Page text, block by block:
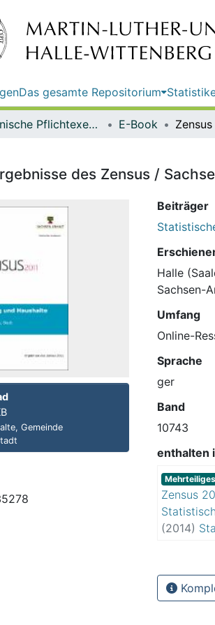
Das gesamte Repositorium
Elektronische Pflichtexemplare E-Book
des Zensus /
Gemeinde
Beiträger
Halle
Sachsen-
Umfang
Online-
Sprache
ger
Band
10743
enthalten
Zensus
(2014)